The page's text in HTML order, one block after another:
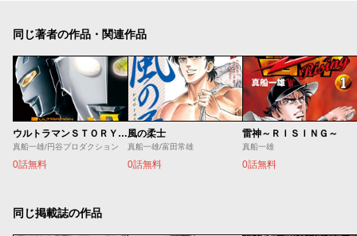
同じ著者の作品・関連作品
ウルトラマンＳＴＯＲＹ ０
真船一雄/円谷プロダクション
0話無料
風の柔士
真船一雄/富田常雄
0話無料
雷神～ＲＩＳＩＮＧ～
真船一雄
0話無料
同じ掲載誌の作品